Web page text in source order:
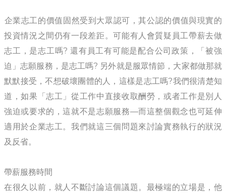
​企業志工的價值固然受到大眾認可，其公認的價值與現實的
投資情況之間仍有一段差距。可能有人會質疑員工帶薪去做
志工，是志工嗎? 還有員工有可能是配合公司政策，「被強
迫」志願服務，是志工嗎? 另外就是服眾情節，大家都做那就
默默接受，不想破壞團體的人，這樣是志工嗎?我們很清楚知
道，如果「志工」從工作中直接收取酬勞，或者工作是別人
強迫或要求的，這就不是志願服務—而這整個觀念也可延伸
適用於企業志工。我們就這三個問題來討論實務執行的狀況
及反省。
帶薪服務時間
在很久以前，就人不斷討論這個議題。最極端的立場是，他